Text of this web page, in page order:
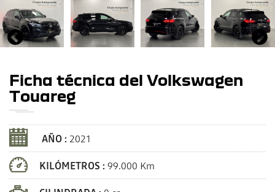
Ficha técnica del Volkswagen
Touareg
AÑO : 2021
KILÓMETROS :99.000 Km